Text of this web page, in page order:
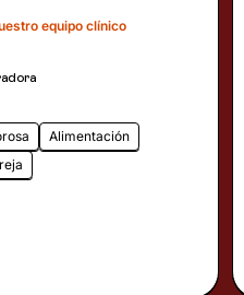
equipo clínico
Alimentación